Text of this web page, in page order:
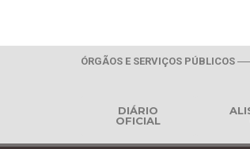
ÓRGÃOS E SERVIÇOS PÚBLICOS
DIÁRIO
OFICIAL